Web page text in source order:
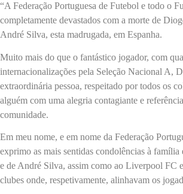
“A Federação Portuguesa de Futebol e todo o
completamente devastados com a morte de
André Silva, esta madrugada, em Espanha.
Muito mais do que o fantástico jogador, com
internacionalizações pela Seleção Nacional A,
extraordinária pessoa, respeitado por todos os
alguém com uma alegria contagiante e
comunidade.
Em meu nome, e em nome da Federação
exprimo as mais sentidas condolências à
e de André Silva, assim como ao Liverpool FC
clubes onde, respetivamente, alinhavam os